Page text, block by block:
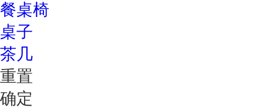
餐桌椅
桌子
茶几
重置
确定